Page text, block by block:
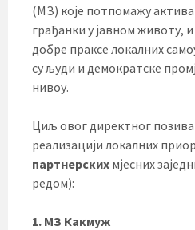
(МЗ) које потпомажу
грађанки у јавном животу,
добре праксе локалних
су људи и демократске
нивоу.
Циљ овог директног
реализацији локалних
партнерских мјесних
редом):
1. МЗ Какмуж